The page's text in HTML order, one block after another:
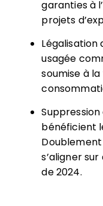
garanties à
projets
Légalisation
usagée
soumise à
bénéficient
s’aligner
de 2024.